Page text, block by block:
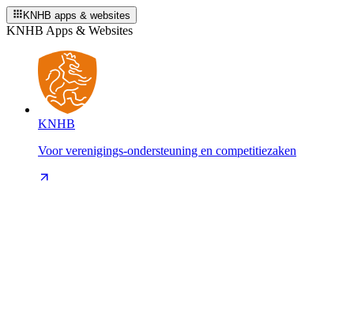
KNHB apps & websites
KNHB Apps & Websites
KNHB
Voor verenigings-ondersteuning en competitiezaken